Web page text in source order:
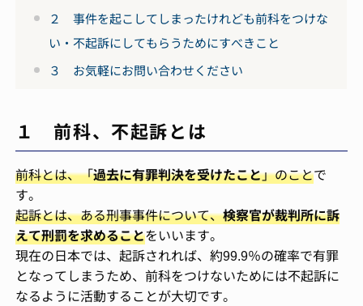
２ 事件を起こしてしまったけれども前科をつけな
い・不起訴にしてもらうためにすべきこと
３ お気軽にお問い合わせください
１ 前科、不起訴とは
前科とは、「過去に有罪判決を受けたこと」のことで
す。
起訴とは、ある刑事事件について、検察官が裁判所に訴
えて刑罰を求めることをいいます。
現在の日本では、起訴されれば、約99.9％の確率で有罪
となってしまうため、前科をつけないためには不起訴に
なるように活動することが大切です。